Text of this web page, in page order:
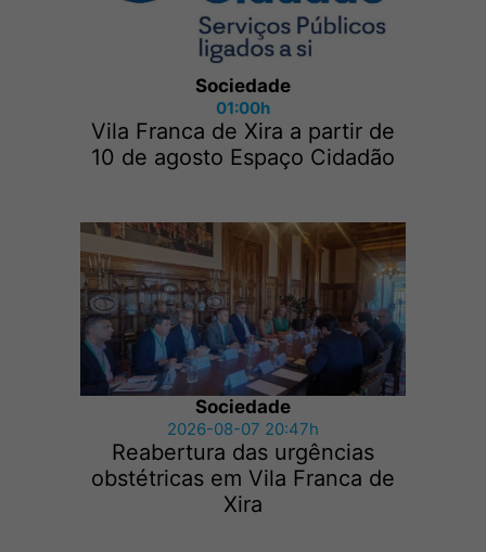
Sociedade
01:00h
Vila Franca de Xira a partir de
10 de agosto Espaço Cidadão
Sociedade
2026-08-07 20:47h
Reabertura das urgências
obstétricas em Vila Franca de
Xira